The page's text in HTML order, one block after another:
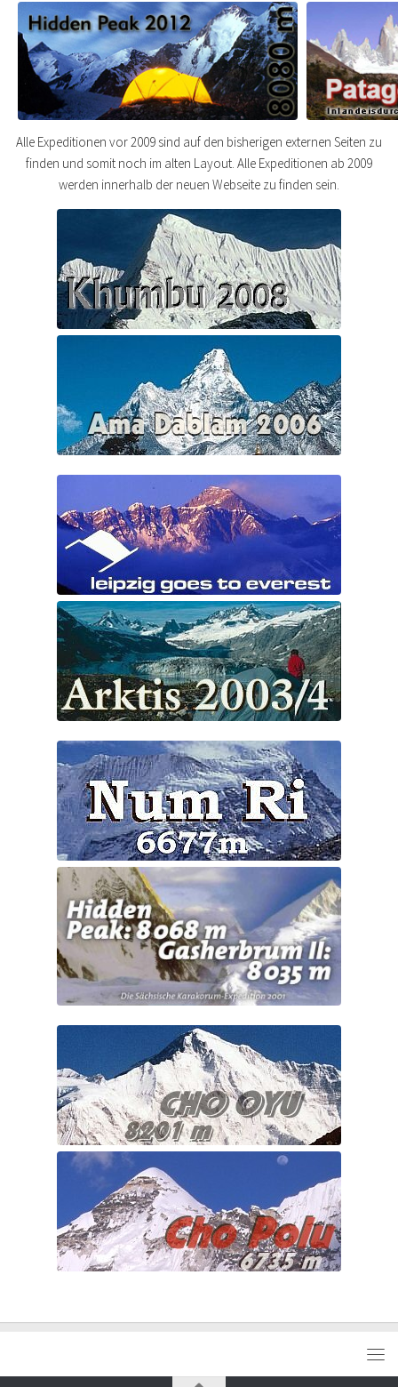
Alle Expeditionen vor 2009 sind auf den bisherigen externen Seiten zu
finden und somit noch im alten Layout. Alle Expeditionen ab 2009
werden innerhalb der neuen Webseite zu finden sein.